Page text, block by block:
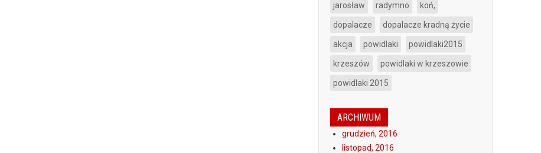
jarosław radymno koń,
dopalacze dopalacze kradną życie
akcja powidlaki powidlaki2015
krzeszów powidlaki w krzeszowie
powidlaki 2015
ARCHIWUM
grudzień, 2016
listopad, 2016